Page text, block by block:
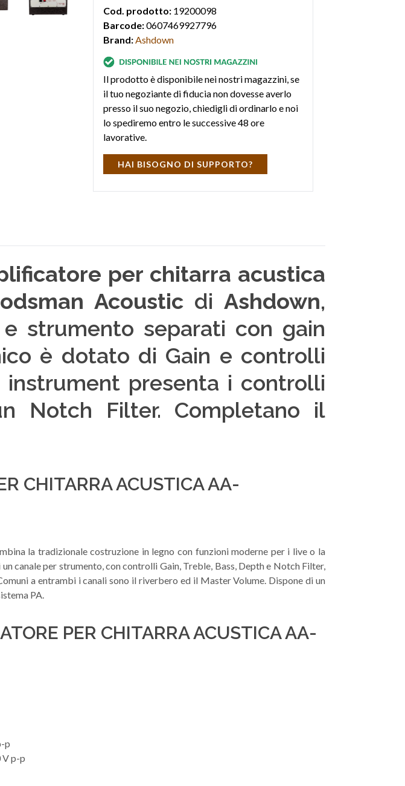
Cod. prodotto: 19200098
Barcode:0607469927796
Brand:Ashdown
Il prodotto è disponibile nei nostri magazzini, se
il tuo negoziante di fiducia non dovesse averlo
presso il suo negozio, chiedigli di ordinarlo e noi
lo spediremo entro le successive 48 ore
lavorative.
HAI BISOGNO DI SUPPORTO?
per chitarra acustica
Acoustic di Ashdown,
strumento separati con gain
è dotato di Gain e controlli
presenta i controlli
Notch Filter. Completano il
CHITARRA ACUSTICA AA-
la tradizionale costruzione in legno con funzioni moderne per i live o la
canale per strumento, con controlli Gain, Treble, Bass, Depth e Notch Filter,
a entrambi i canali sono il riverbero ed il Master Volume. Dispone di un
PA.
PER CHITARRA ACUSTICA AA-
p
V p-p